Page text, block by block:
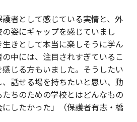
護者として感じている実情と、外
姿にギャップを感じていまし
きとして本当に楽しそうに学ん
中には、注目されすぎているこ
じる方もいました。そうしたい
話せる場を持ちたいと思い、動
ちのための学校とはどんなもの
したかった」（保護者有志・橋